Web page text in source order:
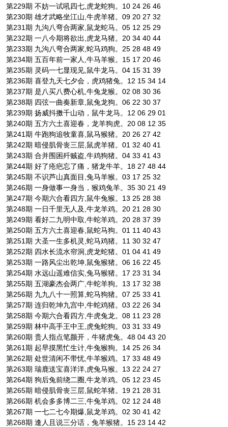
第229期 不妨一试吼四七,虎龙蛇狗。10 24 26 46
第230期 雄才武略坐江山,牛虎羊猪。09 20 27 32
第231期 九沟八弯合两家,鼠龙蛇马。05 12 25 29
第232期 一八今期将欲出,虎龙马猪。20 34 40 44
第233期 九沟八弯合两家,蛇马鸡狗。25 28 48 49
第234期 五百年前一家人,牛马羊猴。15 17 20 46
第235期 灵码一七显现见,鼠牛龙马。04 15 31 39
第236期 喜登九天七夕会，虎鸡猪兔。12 15 34 14
第237期 是八买八费心机,牛兔龙猴。02 08 30 36
第238期 四弦一曲奏新章,鼠兔龙狗。06 22 30 37
第239期 扬威抖擞千山动，鼠牛龙马。12 06 29 01
第240期 五方六土喜迎春，龙羊狗虎。20 08 12 35
第241期 牛跑狗追牧童喜,鼠马猴猪。20 26 27 42
第242期 暗侵肌骨丧三层,鼠虎羊猪。01 32 40 41
第243期 合并围困歼贼盗,牛鸡狗猪。04 33 41 43
第244期 好了疮疤忘了痛，猪龙牛羊。18 27 48 44
第245期 不识芦山真面目,兔马羊猴。03 17 25 32
第246期 一身做事一身当，猴鸡兔羊。35 30 21 49
第247期 今期六合看四方,鼠牛兔猴。13 25 28 38
第248期 一日千里无人及,牛龙羊鸡。20 21 28 30
第249期 看好二九明中取,牛蛇羊鸡。20 28 37 39
第250期 五方六土喜迎春,鼠蛇马狗。01 11 40 43
第251期 大圣一生多机灵,蛇马鸡猪。11 30 32 47
第252期 四水长流水帘洞,虎龙蛇猪。01 04 41 49
第253期 一路风尘出乾坤,鼠兔猴猪。06 16 22 45
第254期 水远山遥难信实,兔马猴猪。17 23 31 34
第255期 五湖豪杰会两广,牛蛇羊狗。13 17 32 38
第256期 九九八十一照算,蛇马狗猪。07 25 33 41
第257期 连归乾坤九宫中,牛蛇鸡猪。03 22 26 34
第258期 今期六合看四方,牛虎兔龙。08 11 23 28
第259期 林中高手王中王,虎兔蛇狗。03 31 33 49
第260期 贵人指点笔颜开，牛猪虎兔。48 04 43 20
第261期 起早摸黑忙生计,牛兔猴狗。14 25 26 34
第262期 处世清闲不带忧,牛羊猴鸡。17 33 48 49
第263期 瑞鹿送宝喜洋洋,虎兔马猴。13 22 24 27
第264期 狗后兔前绕二圈,牛龙羊鸡。05 12 23 45
第265期 暗侵肌骨丧三层,鼠蛇羊猪。19 21 28 31
第266期 机会多多博二三,牛兔羊鸡。02 12 24 48
第267期 一七二七今期爆,鼠龙羊鸡。02 30 41 42
第268期 逢人且说三分话，兔羊猴猪。15 23 14 42